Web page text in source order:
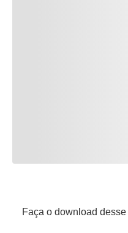
Faça o download desse